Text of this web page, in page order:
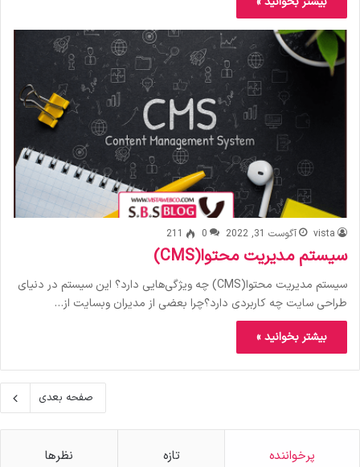
vista آگوست 31, 2022 0
211
سیستم مدیریت محتوا(CMS)
سیستم مدیریت محتوا(CMS) چه ویژگی‌هایی دارد؟ این سیستم در دنیای
طراحی سایت چه کاربردی دارد؟چرا بعضی از مدیران وبسایت از…
بیشتر بخوانید »
صفحه بعدی
پرخواننده تازه نظرها